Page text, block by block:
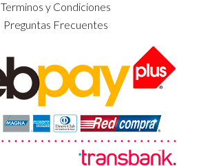
Terminos y Condiciones
Preguntas Frecuentes